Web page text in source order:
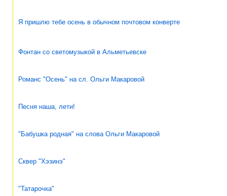
Я пришлю тебе осень в обычном почтовом конверте
Фонтан со светомузыкой в Альметьевске
Романс "Осень" на сл. Ольги Макаровой
Песня наша, лети!
"Бабушка родная" на слова Ольги Макаровой
Сквер "Хэзинэ"
"Татарочка"